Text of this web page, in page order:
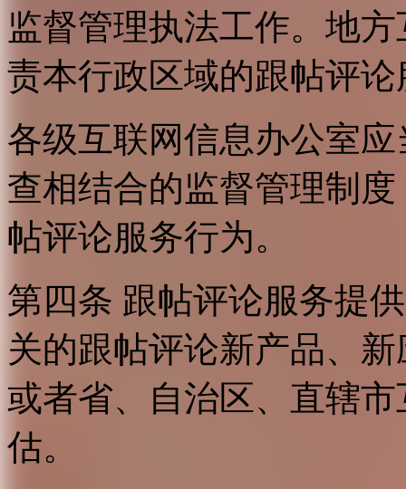
监督管理执法工作。地
责本行政区域的跟帖评
各级互联网信息办公室
查相结合的监督管理制
帖评论服务行为。
第四条 跟帖评论服务提
关的跟帖评论新产品、
或者省、自治区、直辖
估。